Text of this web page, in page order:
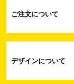
会員管理業務
ご注文について
デザインについて